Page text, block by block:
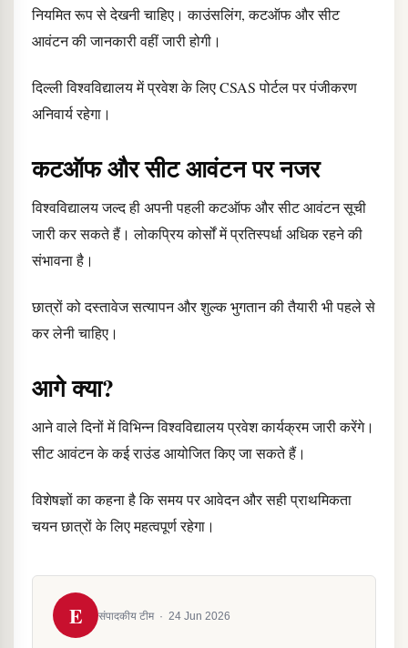
नियमित रूप से देखनी चाहिए। काउंसलिंग, कटऑफ और सीट
आवंटन की जानकारी वहीं जारी होगी।
दिल्ली विश्वविद्यालय में प्रवेश के लिए CSAS पोर्टल पर पंजीकरण
अनिवार्य रहेगा।
कटऑफ और सीट आवंटन पर नजर
विश्वविद्यालय जल्द ही अपनी पहली कटऑफ और सीट आवंटन सूची
जारी कर सकते हैं। लोकप्रिय कोर्सों में प्रतिस्पर्धा अधिक रहने की
संभावना है।
छात्रों को दस्तावेज सत्यापन और शुल्क भुगतान की तैयारी भी पहले से
कर लेनी चाहिए।
आगे क्या?
आने वाले दिनों में विभिन्न विश्वविद्यालय प्रवेश कार्यक्रम जारी करेंगे।
सीट आवंटन के कई राउंड आयोजित किए जा सकते हैं।
विशेषज्ञों का कहना है कि समय पर आवेदन और सही प्राथमिकता
चयन छात्रों के लिए महत्वपूर्ण रहेगा।
E संपादकीय टीम · 24 Jun 2026